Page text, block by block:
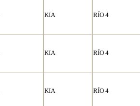
KIA RÍO 4
KIA RÍO 4
KIA RÍO 4